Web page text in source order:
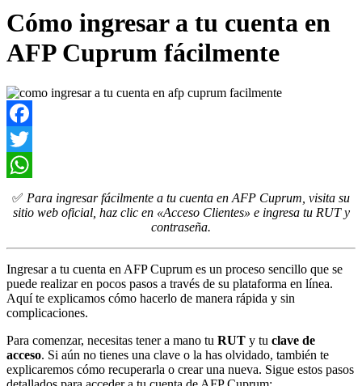
Cómo ingresar a tu cuenta en
AFP Cuprum fácilmente
Facebook
Twitter
WhatsApp
✅ Para ingresar fácilmente a tu cuenta en AFP Cuprum, visita su
sitio web oficial, haz clic en «Acceso Clientes» e ingresa tu RUT y
contraseña.
Ingresar a tu cuenta en AFP Cuprum es un proceso sencillo que se
puede realizar en pocos pasos a través de su plataforma en línea.
Aquí te explicamos cómo hacerlo de manera rápida y sin
complicaciones.
Para comenzar, necesitas tener a mano tu RUT y tu clave de
acceso. Si aún no tienes una clave o la has olvidado, también te
explicaremos cómo recuperarla o crear una nueva. Sigue estos pasos